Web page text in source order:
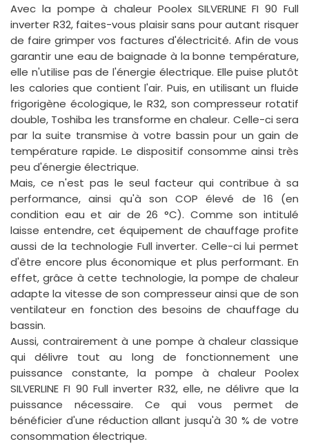
Avec la pompe à chaleur Poolex SILVERLINE FI 90 Full
inverter R32, faites-vous plaisir sans pour autant risquer
de faire grimper vos factures d'électricité. Afin de vous
garantir une eau de baignade à la bonne température,
elle n'utilise pas de l'énergie électrique. Elle puise plutôt
les calories que contient l'air. Puis, en utilisant un fluide
frigorigène écologique, le R32, son compresseur rotatif
double, Toshiba les transforme en chaleur. Celle-ci sera
par la suite transmise à votre bassin pour un gain de
température rapide. Le dispositif consomme ainsi très
peu d'énergie électrique.
Mais, ce n'est pas le seul facteur qui contribue à sa
performance, ainsi qu'à son COP élevé de 16 (en
condition eau et air de 26 °C). Comme son intitulé
laisse entendre, cet équipement de chauffage profite
aussi de la technologie Full inverter. Celle-ci lui permet
d'être encore plus économique et plus performant. En
effet, grâce à cette technologie, la pompe de chaleur
adapte la vitesse de son compresseur ainsi que de son
ventilateur en fonction des besoins de chauffage du
bassin.
Aussi, contrairement à une pompe à chaleur classique
qui délivre tout au long de fonctionnement une
puissance constante, la pompe à chaleur Poolex
SILVERLINE FI 90 Full inverter R32, elle, ne délivre que la
puissance nécessaire. Ce qui vous permet de
bénéficier d'une réduction allant jusqu'à 30 % de votre
consommation électrique.